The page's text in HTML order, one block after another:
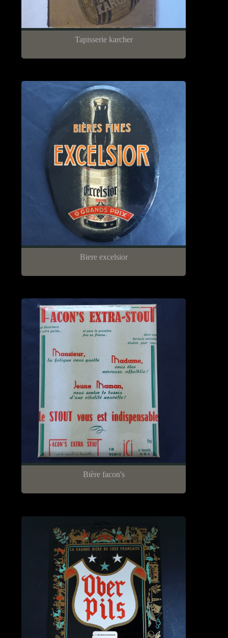
Tapisserie karcher
Biere excelsior
Bière facon's